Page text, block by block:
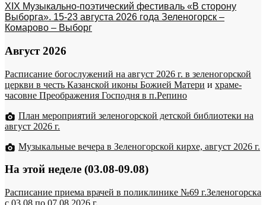
XIX Музыкально-поэтический фестиваль «В сторону
Выборга». 15-23 августа 2026 года Зеленогорск –
Комарово – Выборг
Август 2026
Расписание богослужений на август 2026 г. в зеленогорской
церкви в честь Казанской иконы Божией Матери и храме-
часовне Преображения Господня в п.Репино
План мероприятий зеленогорской детской библиотеки на
август 2026 г.
Музыкальные вечера в Зеленогорской кирхе, август 2026 г.
На этой неделе (03.08-09.08)
Расписание приема врачей в поликлинике №69 г.Зеленогорска
c 03.08 по 07.08 2026 г.